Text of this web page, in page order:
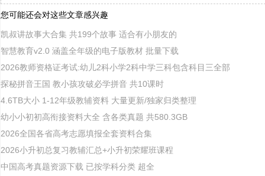
您可能还会对这些文章感兴趣
凯叔讲故事大合集 共199个故事 适合有小朋友的
智慧教育v2.0 涵盖全年级的电子版教材 批量下载
2026教师资格证考试:幼儿2科小学2科中学三科包含科目三全部
探秘拼音王国 教小孩攻破必学拼音 共10课时
4.6TB大小 1-12年级教辅资料 大量更新/独家归类整理
幼小小初初高衔接资料大全 含各类真题 共580.3GB
2026全国各省高考志愿填报全套资料合集
2026小升初总复习教辅汇总+小升初荣耀班课程
中国高考真题资源下载 已按学科分类 超全